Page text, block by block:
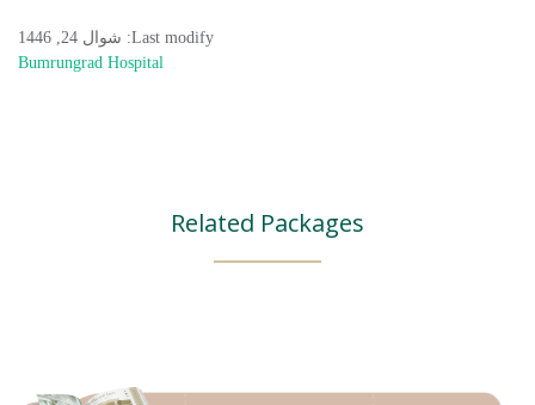
Last modify: شوال 24, 1446
Bumrungrad Hospital
Related Packages